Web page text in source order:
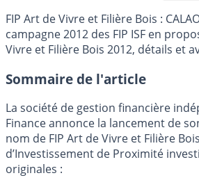
FIP Art de Vivre et Filière Bois :
campagne 2012 des FIP ISF en
Vivre et Filière Bois 2012, détails et
Sommaire de l'article
La société de gestion financière
Finance annonce la lancement de
nom de FIP Art de Vivre et Filière
d’Investissement de Proximité
originales :